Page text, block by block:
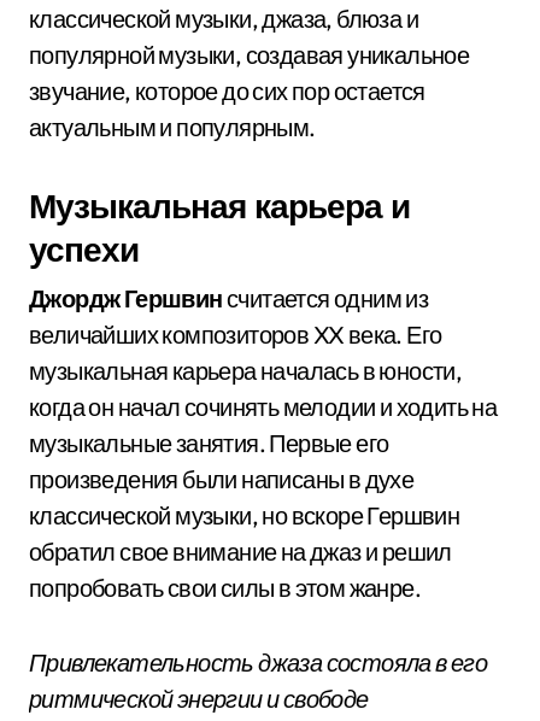
классической музыки, джаза, блюза и
популярной музыки, создавая уникальное
звучание, которое до сих пор остается
актуальным и популярным.
Музыкальная карьера и
успехи
Джордж Гершвинсчитается одним из
величайших композиторов XX века. Его
музыкальная карьера началась в юности,
когда он начал сочинять мелодии и ходить на
музыкальные занятия. Первые его
произведения были написаны в духе
классической музыки, но вскоре Гершвин
обратил свое внимание на джаз и решил
попробовать свои силы в этом жанре.
Привлекательность джаза состояла в его
ритмической энергии и свободе